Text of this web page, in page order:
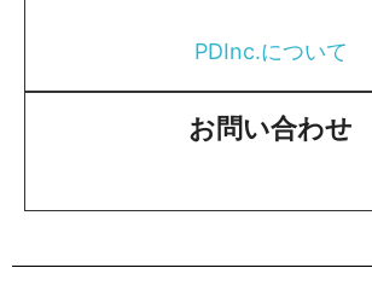
PDInc.について
お問い合わせ